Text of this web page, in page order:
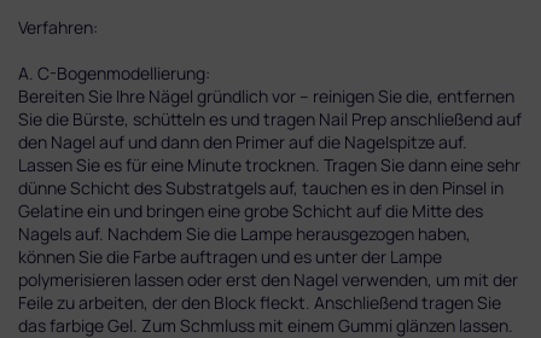
Verfahren:
A. C-Bogenmodellierung:
Bereiten Sie Ihre Nägel gründlich vor – reinigen Sie die, entfernen
Sie die Bürste, schütteln es und tragen Nail Prep anschließend auf
den Nagel auf und dann den Primer auf die Nagelspitze auf.
Lassen Sie es für eine Minute trocknen. Tragen Sie dann eine sehr
dünne Schicht des Substratgels auf, tauchen es in den Pinsel in
Gelatine ein und bringen eine grobe Schicht auf die Mitte des
Nagels auf. Nachdem Sie die Lampe herausgezogen haben,
können Sie die Farbe auftragen und es unter der Lampe
polymerisieren lassen oder erst den Nagel verwenden, um mit der
Feile zu arbeiten, der den Block fleckt. Anschließend tragen Sie
das farbige Gel. Zum Schmluss mit einem Gummi glänzen lassen.